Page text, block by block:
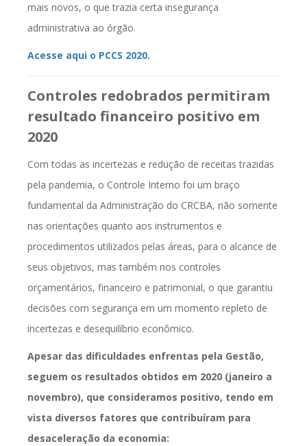
mais novos, o que trazia certa insegurança
administrativa ao órgão.
Acesse aqui o PCCS 2020.
Controles redobrados permitiram
resultado financeiro positivo em
2020
Com todas as incertezas e redução de receitas trazidas
pela pandemia, o Controle Interno foi um braço
fundamental da Administração do CRCBA, não somente
nas orientações quanto aos instrumentos e
procedimentos utilizados pelas áreas, para o alcance de
seus objetivos, mas também nos controles
orçamentários, financeiro e patrimonial, o que garantiu
decisões com segurança em um momento repleto de
incertezas e desequilíbrio econômico.
Apesar das dificuldades enfrentas pela Gestão,
seguem os resultados obtidos em 2020 (janeiro a
novembro), que consideramos positivo, tendo em
vista diversos fatores que contribuíram para
desaceleração da economia: